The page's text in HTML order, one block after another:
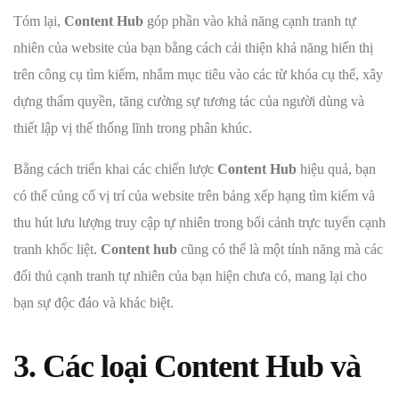
Tóm lại, Content Hub góp phần vào khả năng cạnh tranh tự
nhiên của website của bạn bằng cách cải thiện khả năng hiển thị
trên công cụ tìm kiếm, nhắm mục tiêu vào các từ khóa cụ thể, xây
dựng thẩm quyền, tăng cường sự tương tác của người dùng và
thiết lập vị thế thống lĩnh trong phân khúc.
Bằng cách triển khai các chiến lược Content Hub hiệu quả, bạn
có thể củng cố vị trí của website trên bảng xếp hạng tìm kiếm và
thu hút lưu lượng truy cập tự nhiên trong bối cảnh trực tuyến cạnh
tranh khốc liệt. Content hub cũng có thể là một tính năng mà các
đối thủ cạnh tranh tự nhiên của bạn hiện chưa có, mang lại cho
bạn sự độc đáo và khác biệt.
3. Các loại Content Hub và